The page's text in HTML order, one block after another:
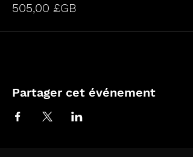
505,00 £GB
Partager cet événement